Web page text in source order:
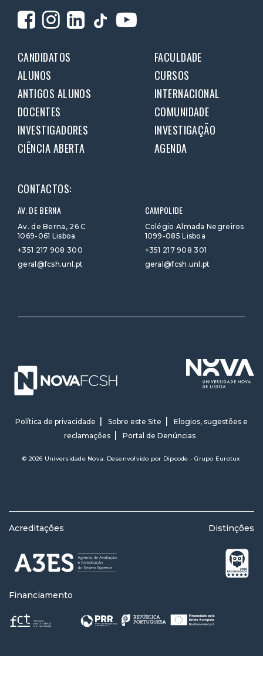
CANDIDATOS
FACULDADE
ALUNOS
CURSOS
ANTIGOS ALUNOS
INTERNACIONAL
DOCENTES
COMUNIDADE
INVESTIGADORES
INVESTIGAÇÃO
CIÊNCIA ABERTA
AGENDA
CONTACTOS:
AV. DE BERNA
Av. de Berna, 26 C
1069-061 Lisboa
+351 217 908 300
geral@fcsh.unl.pt
CAMPOLIDE
Colégio Almada Negreiros
1099-085 Lisboa
+351 217 908 301
geral@fcsh.unl.pt
Política de privacidade Sobre este Site
Elogios, sugestões e
reclamações
Portal de Denúncias
© 2026 Universidade Nova. Desenvolvido por Dipcode - Grupo Eurotux
Acreditações Distinções
Financiamento